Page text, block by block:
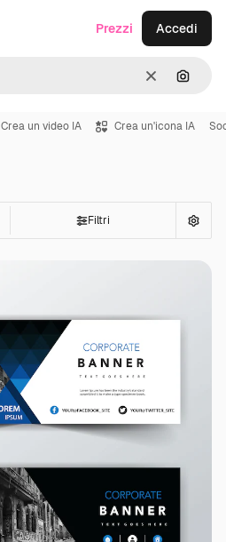
CancellaCerca
Prezzi Accedi
Crea un video IA Crea un'icona IA
Filtri